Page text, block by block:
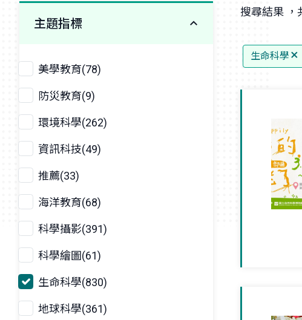
主題指標
美學教育(78)
防災教育(9)
環境科學(262)
資訊科技(49)
推薦(33)
海洋教育(68)
科學攝影(391)
科學繪圖(61)
生命科學(830)
地球科學(361)
搜尋結果 ，
生命科學